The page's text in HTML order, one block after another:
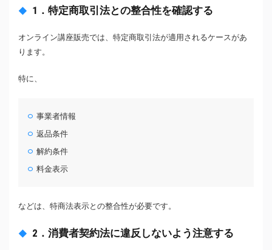
1．特定商取引法との整合性を確認する
オンライン講座販売では、特定商取引法が適用されるケースがあ
ります。
特に、
事業者情報
返品条件
解約条件
料金表示
などは、特商法表示との整合性が必要です。
2．消費者契約法に違反しないよう注意する